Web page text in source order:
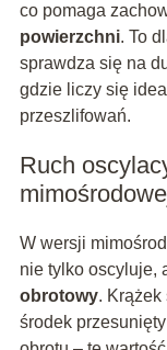
co pomaga
powierzchni. To
sprawdza się na
gdzie liczy się
przeszlifowań.
Ruch
W wersji
nie tylko oscyluje,
obrotowy. Krążek
środek